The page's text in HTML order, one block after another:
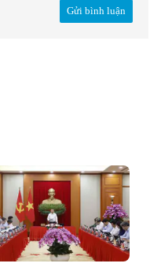
Gửi bình luận